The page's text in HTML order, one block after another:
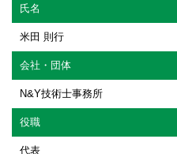
氏名
米田 則行
会社・団体
N&Y技術士事務所
役職
代表